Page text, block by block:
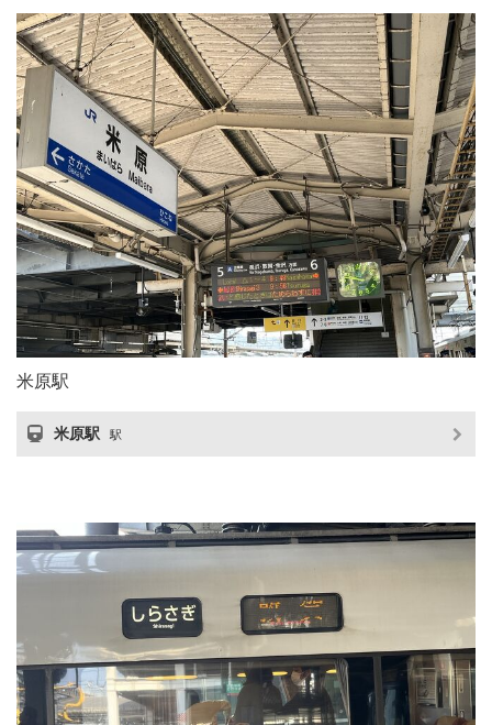
米原駅
米原駅 駅